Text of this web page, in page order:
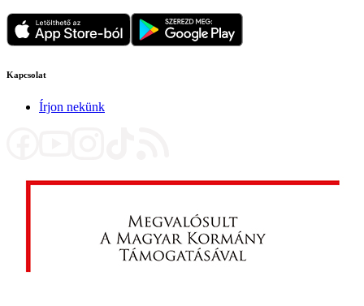
Kapcsolat
Írjon nekünk